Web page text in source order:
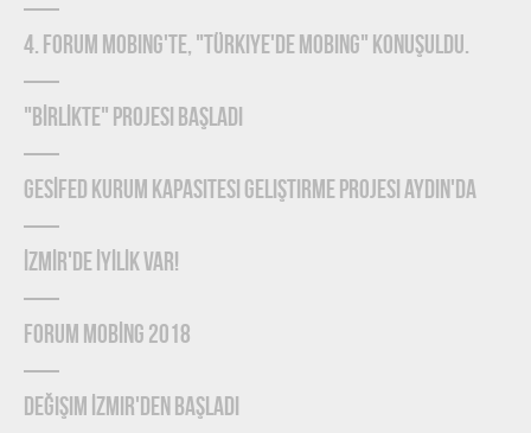
4. Forum Mobing'te, "Türkiye'de Mobing" konuşuldu.
"BİRLİKTE" Projesi Başladı
GESİFED Kurum Kapasitesi Geliştirme Projesi Aydın'da
İZMİR'de İYİLİK Var!
FORUM MOBİNG 2018
Değişim İzmir'den Başladı